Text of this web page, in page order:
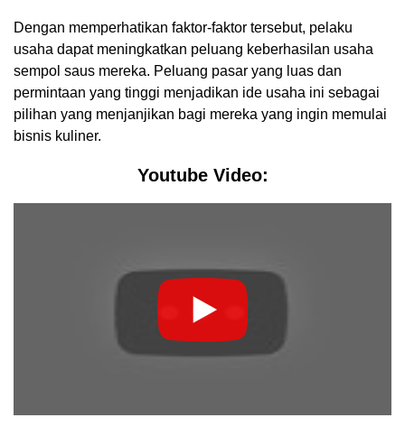
Dengan memperhatikan faktor-faktor tersebut, pelaku
usaha dapat meningkatkan peluang keberhasilan usaha
sempol saus mereka. Peluang pasar yang luas dan
permintaan yang tinggi menjadikan ide usaha ini sebagai
pilihan yang menjanjikan bagi mereka yang ingin memulai
bisnis kuliner.
Youtube Video: